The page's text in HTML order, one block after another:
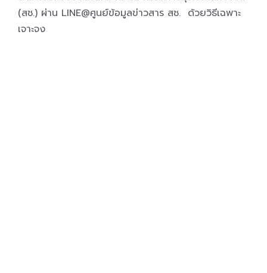
(สช.) ผ่าน LINE@ศูนย์ข้อมูลข่าวสาร สช. ด้วยวิธีเฉพาะ
เจาะจง